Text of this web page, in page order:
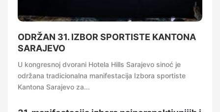
ODRŽAN 31. IZBOR SPORTISTE KANTONA
SARAJEVO
U kongresnoj dvorani Hotela Hills Sarajevo sinoć je
održana tradicionalna manifestacija Izbora sportiste
Kantona Sarajevo za...